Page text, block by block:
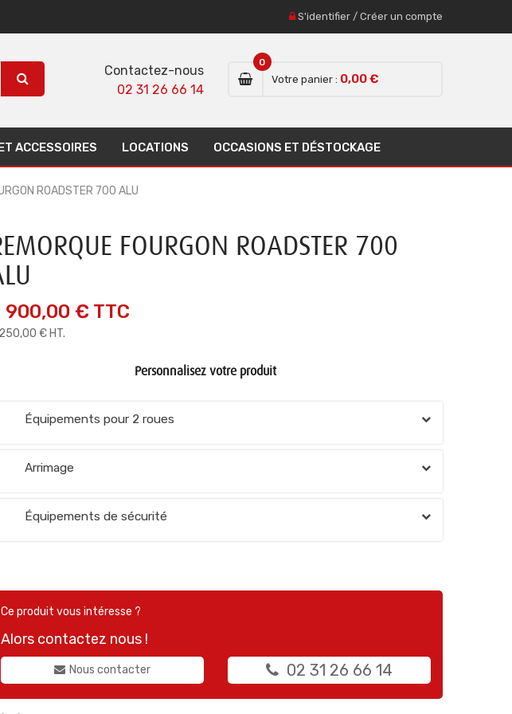
S'identifier / Créer un compte
Contactez-nous
02 31 26 66 14
Votre panier :
0
0,00 €
ACCESSOIRES LOCATIONS OCCASIONS ET DÉSTOCKAGE
ROADSTER 700 ALU
FOURGON ROADSTER 700
900,00 € TTC
€ HT.
Personnalisez votre produit
Équipements pour 2 roues
Arrimage
Équipements de sécurité
Ce produit vous intéresse ?
Alors contactez nous !
Nous contacter 02 31 26 66 14